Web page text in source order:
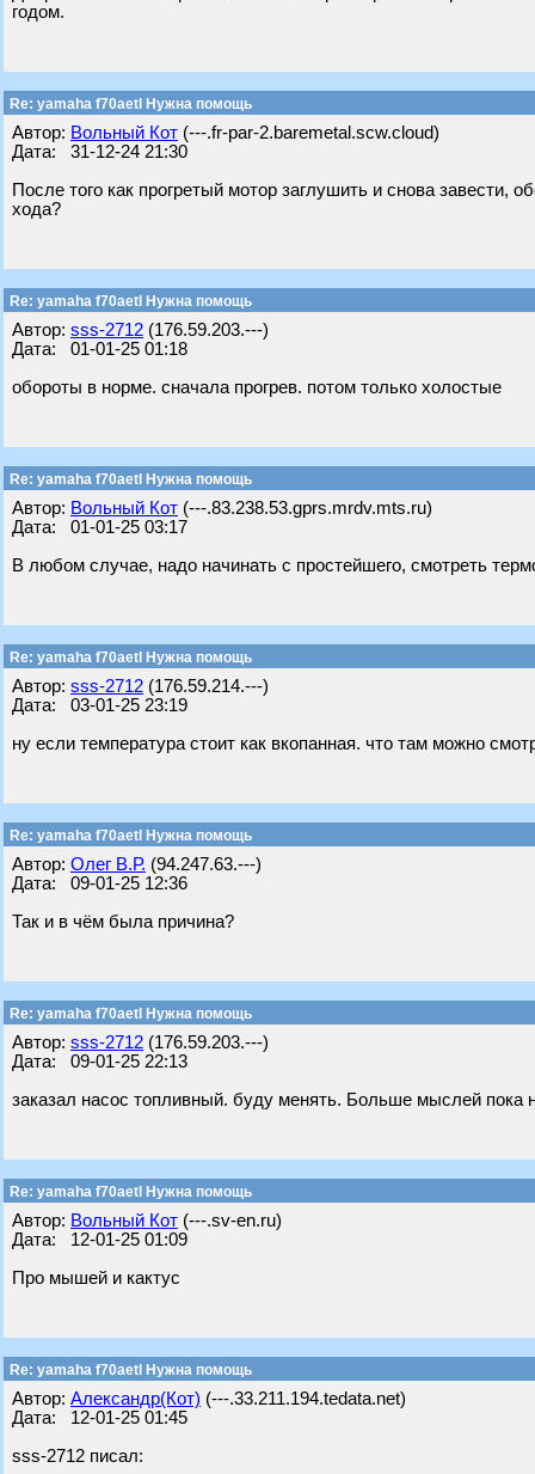
годом.
Re: yamaha f70aetl Нужна помощь
Автор: Вольный Кот (---.fr-par-2.baremetal.scw.cloud)
Дата: 31-12-24 21:30
После того как прогретый мотор заглушить и снова завести,
хода?
Re: yamaha f70aetl Нужна помощь
Автор: sss-2712 (176.59.203.---)
Дата: 01-01-25 01:18
обороты в норме. сначала прогрев. потом только холостые
Re: yamaha f70aetl Нужна помощь
Автор: Вольный Кот (---.83.238.53.gprs.mrdv.mts.ru)
Дата: 01-01-25 03:17
В любом случае, надо начинать с простейшего, смотреть
Re: yamaha f70aetl Нужна помощь
Автор: sss-2712 (176.59.214.---)
Дата: 03-01-25 23:19
ну если температура стоит как вкопанная. что там можно
Re: yamaha f70aetl Нужна помощь
Автор: Олег В.Р. (94.247.63.---)
Дата: 09-01-25 12:36
Так и в чём была причина?
Re: yamaha f70aetl Нужна помощь
Автор: sss-2712 (176.59.203.---)
Дата: 09-01-25 22:13
заказал насос топливный. буду менять. Больше мыслей пока
Re: yamaha f70aetl Нужна помощь
Автор: Вольный Кот (---.sv-en.ru)
Дата: 12-01-25 01:09
Про мышей и кактус
Re: yamaha f70aetl Нужна помощь
Автор: Александр(Кот) (---.33.211.194.tedata.net)
Дата: 12-01-25 01:45
sss-2712 писал: